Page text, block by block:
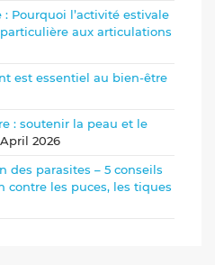
Pourquoi l’activité estivale
aux articulations
est essentiel au bien-être
: soutenir la peau et le
2026
des parasites – 5 conseils
contre les puces, les tiques